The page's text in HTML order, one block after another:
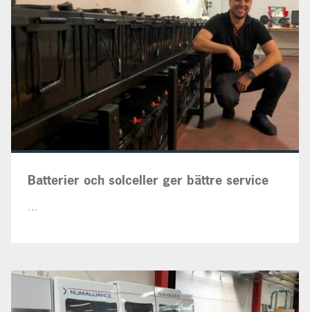
Batterier och solceller ger bättre service
...